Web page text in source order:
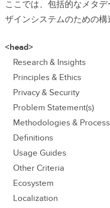
ここでは、包括的なメタ
ザインシステムのための構
<head>
Research & Insights
Principles & Ethics
Privacy & Security
Problem Statement(s)
Methodologies & Process
Definitions
Usage Guides
Other Criteria
Ecosystem
Localization